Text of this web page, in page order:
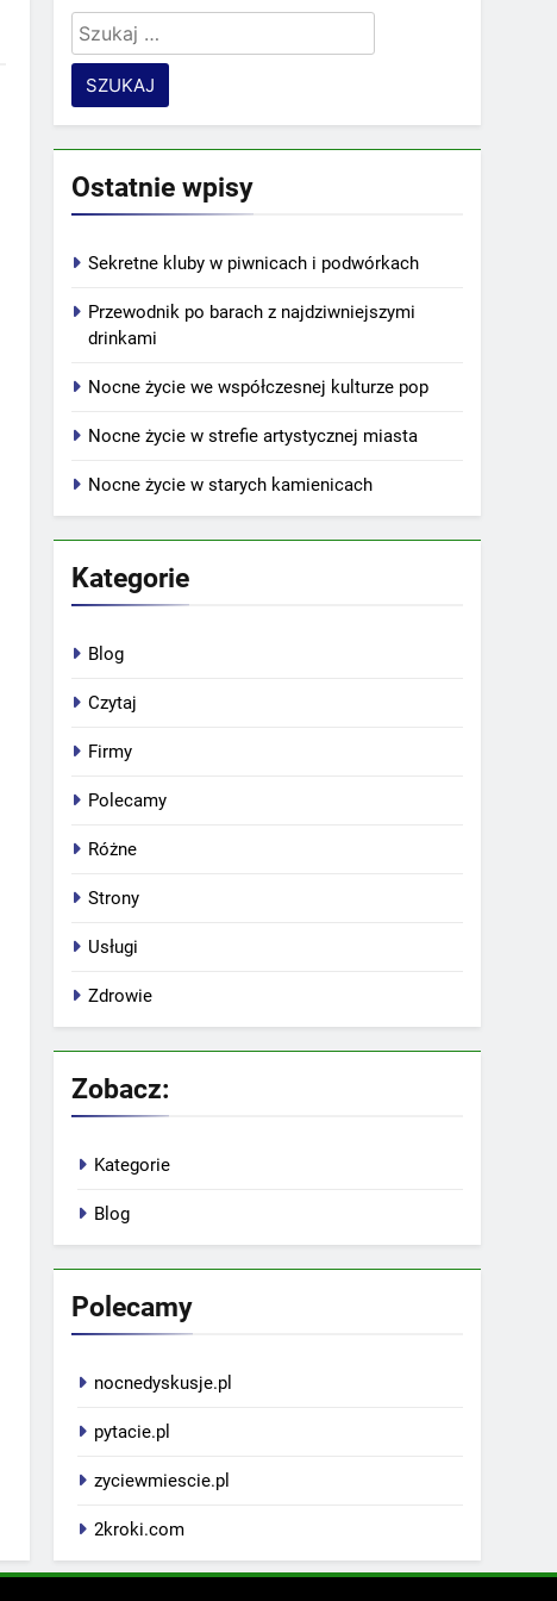
Szukaj:
Ostatnie wpisy
Sekretne kluby w piwnicach i podwórkach
Przewodnik po barach z najdziwniejszymi
drinkami
Nocne życie we współczesnej kulturze pop
Nocne życie w strefie artystycznej miasta
Nocne życie w starych kamienicach
Kategorie
Blog
Czytaj
Firmy
Polecamy
Różne
Strony
Usługi
Zdrowie
Zobacz:
Kategorie
Blog
Polecamy
nocnedyskusje.pl
pytacie.pl
zyciewmiescie.pl
2kroki.com